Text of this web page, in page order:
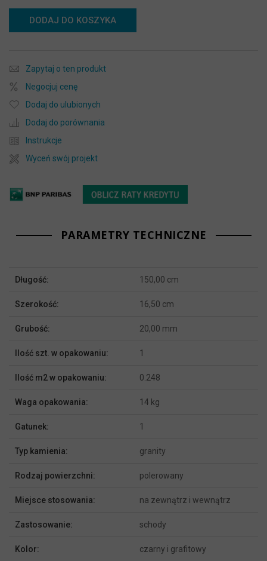
DODAJ DO KOSZYKA
Zapytaj o ten produkt
Negocjuj cenę
Dodaj do ulubionych
Dodaj do porównania
Instrukcje
Wyceń swój projekt
PARAMETRY TECHNICZNE
Więcej
Długość: 150,00 cm
Szerokość: 16,50 cm
Grubość: 20,00 mm
Ilość szt. w opakowaniu: 1
Ilość m2 w opakowaniu: 0.248
Waga opakowania: 14 kg
Gatunek: 1
Typ kamienia: granity
Rodzaj powierzchni: polerowany
Miejsce stosowania: na zewnątrz i wewnątrz
Zastosowanie: schody
Kolor: czarny i grafitowy